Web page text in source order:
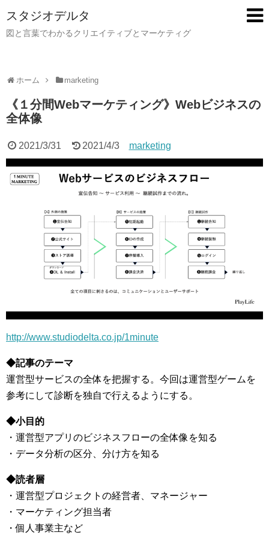
スタジオデルタ
図と言葉でわかるクリエイティブとマーケティグ
ホーム marketing
《１分間Webマーケティング》Webビジネスの
全体像
2021/3/31 2021/4/3 marketing
http://www.studiodelta.co.jp/1minute
◆記事のテーマ
運営型サービスの全体を把握する。今回は運営型ゲームを
参考にして診断を独自で行えるようにする。
◆小目的
・運営型アプリのビジネスフローの全体像を知る
・データ分析の区分、分け方を知る
◆読者層
・運営型プロジェクトの経営者、マネージャー
・マーケティング担当者
・個人事業主など